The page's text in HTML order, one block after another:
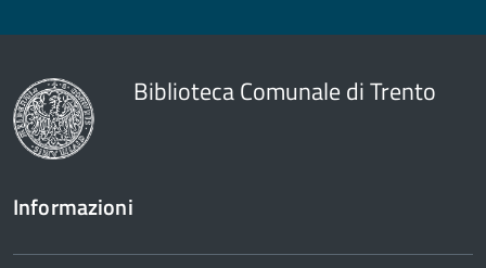
Biblioteca Comunale di Trento
Informazioni